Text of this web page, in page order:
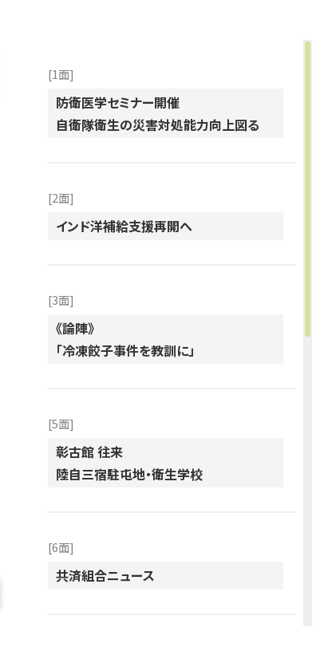
[1面]
防衛医学セミナー開催
自衛隊衛生の災害対処能力向上図る
[2面]
インド洋補給支援再開へ
[3面]
《論陣》
「冷凍餃子事件を教訓に」
[5面]
彰古館 往来
陸自三宿駐屯地・衛生学校
[6面]
共済組合ニュース